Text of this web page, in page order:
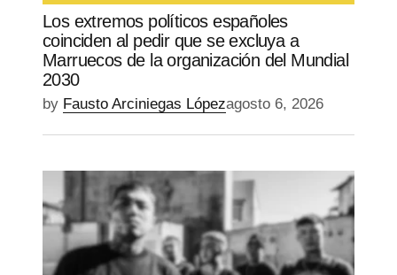
Los extremos políticos españoles
coinciden al pedir que se excluya a
Marruecos de la organización del Mundial
2030
by Fausto Arciniegas Lópezagosto 6, 2026